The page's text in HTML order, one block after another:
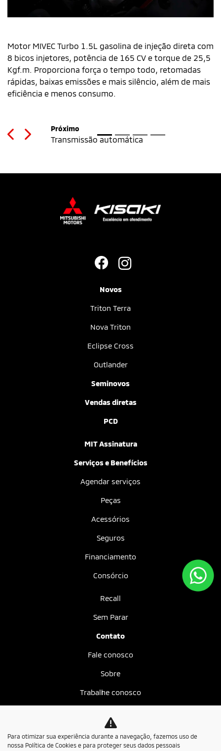
Motor MIVEC Turbo 1.5L gasolina de injeção direta com
8 bicos injetores, potência de 165 CV e torque de 25,5
Kgf.m. Proporciona força o tempo todo, retomadas
rápidas, baixas emissões e mais silêncio, além de mais
eficiência e menos consumo.
PreviousNext
Novos
Triton Terra
Nova Triton
Eclipse Cross
Outlander
Seminovos
Vendas diretas
PCD
MIT Assinatura
Serviços e Benefícios
Agendar serviços
Peças
Acessórios
Seguros
Financiamento
Consórcio
Recall
Sem Parar
Contato
Fale conosco
Sobre
Trabalhe conosco
Mundo MIT
Para otimizar sua experiência durante a navegação, fazemos uso de
nossa Política de Cookies e para proteger seus dados pessoais